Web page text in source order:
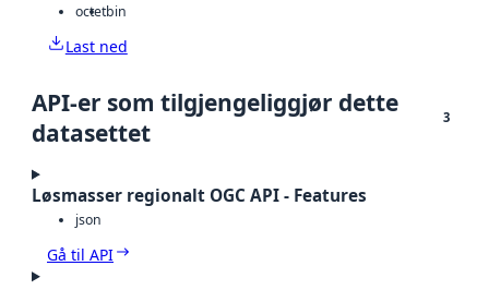
octetbin
Last ned
API-er som tilgjengeliggjør dette
datasettet
3
Løsmasser regionalt OGC API - Features
json
Gå til API